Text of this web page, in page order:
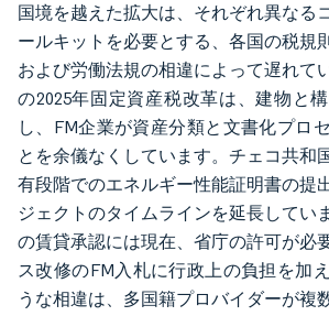
国境を越えた拡大は、それぞれ異なる
ールキットを必要とする、各国の税規
および労働法規の相違によって遅れて
の2025年固定資産税改革は、建物と
し、FM企業が資産分類と文書化プロ
とを余儀なくしています。チェコ共和
有段階でのエネルギー性能証明書の提
ジェクトのタイムラインを延長してい
の賃貸承認には現在、省庁の許可が必
ス改修のFM入札に行政上の負担を加
うな相違は、多国籍プロバイダーが複